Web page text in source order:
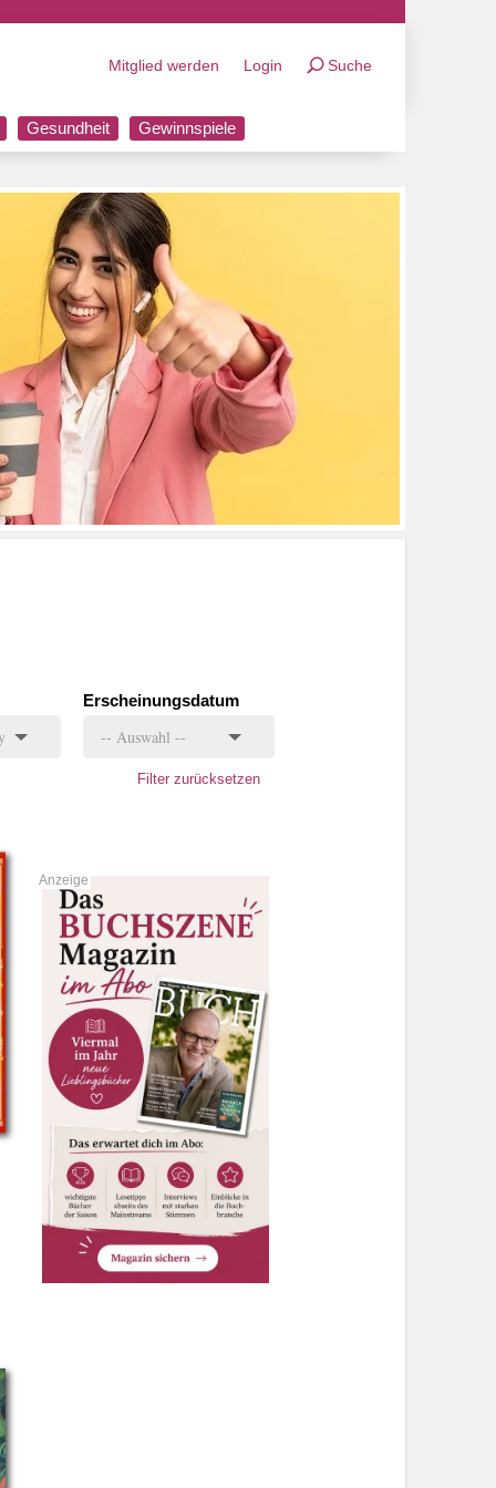
Mitglied werden Login Suche
Gesundheit Gewinnspiele
Erscheinungsdatum
Filter zurücksetzen